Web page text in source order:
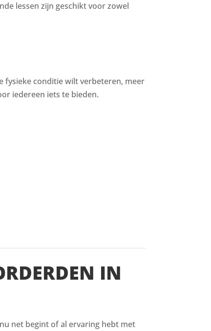
lessen zijn geschikt voor zowel
fysieke conditie wilt verbeteren, meer
iedereen iets te bieden.
IN
net begint of al ervaring hebt met